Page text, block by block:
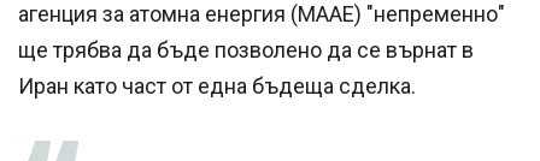
агенция за атомна енергия (МААЕ) "непременно"
ще трябва да бъде позволено да се върнат в
Иран като част от една бъдеща сделка.